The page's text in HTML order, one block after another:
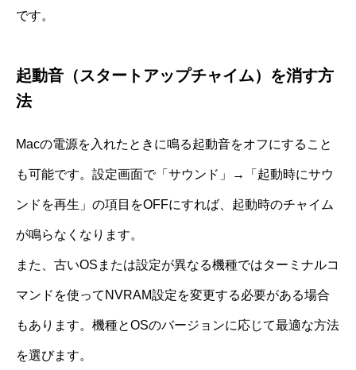
です。
起動音（スタートアップチャイム）を消す方
法
Macの電源を入れたときに鳴る起動音をオフにすること
も可能です。設定画面で「サウンド」→「起動時にサウ
ンドを再生」の項目をOFFにすれば、起動時のチャイム
が鳴らなくなります。
また、古いOSまたは設定が異なる機種ではターミナルコ
マンドを使ってNVRAM設定を変更する必要がある場合
もあります。機種とOSのバージョンに応じて最適な方法
を選びます。